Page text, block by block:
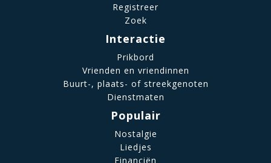
Registreer
Zoek
Interactie
Prikbord
Vrienden en vriendinnen
Buurt-, plaats- of streekgenoten
Dienstmaten
Populair
Nostalgie
Liedjes
Financiën